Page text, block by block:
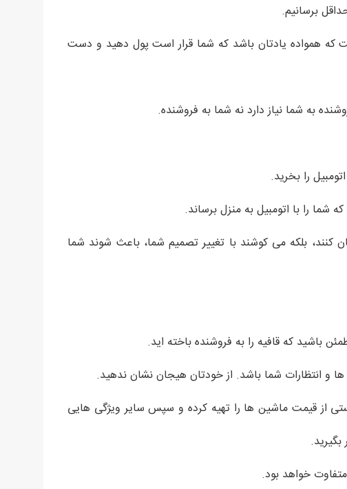
برسانیم.
که همواده یادتان باشد که شما قرار است پول دهید و دست
به شما نیاز دارد نه شما به فروشنده.
را بخرید.
را با اتومبیل به منزل برساند.
کنند، بلکه می کوشند با تغییر تصمیم شما، باعث شوند شما
باشید که قافیه را به فروشنده باخته اید.
و انتظارات شما باشد. از خودتان هیجان نشان ندهید.
از قیمت ماشین ها را تهیه کرده و سپس سایر ویژگی هایی
خواهد بود.